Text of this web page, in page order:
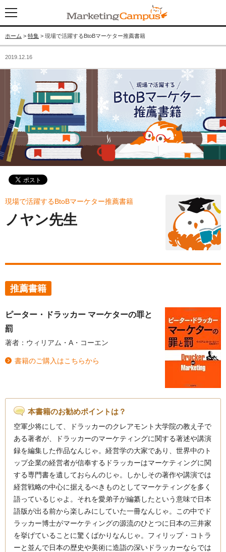
ホーム > 特集 > 現場で活躍するBtoBマーケター推薦書籍
2019.12.16
現場で活躍するBtoBマーケター推薦書籍
ノヤン先生
推薦書籍
ピーター・ドラッカー マーケターの罪と
罰
著者：ウィリアム・A・コーエン
書籍のご購入はこちらから
本書籍のお勧めポイントは？
空軍少将にして、ドラッカーのクレアモント大学院の教え子で
ある著者が、ドラッカーのマーケティングに関する著述や講演
録を編集した作品なんじゃ。経営学の大家であり、世界中のト
ップ企業の経営者が信奉するドラッカーはマーケティングに関
する専門書を遺しておらんのじゃ。しかしその著作や講演では
経営戦略の中心に据えるべきものとしてマーケティングを多く
語っているじゃよ。それを愛弟子が編纂したという意味で日本
語版が出る前から楽しみにしていた一冊なんじゃ。この中でド
ラッカー博士がマーケティングの源流のひとつに日本の三井家
を挙げていることに驚くばかりなんじゃ。フィリップ・コトラ
ーと並んで日本の歴史や美術に造詣の深いドラッカーならでは